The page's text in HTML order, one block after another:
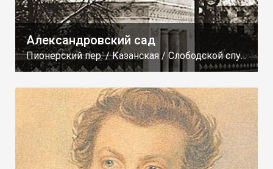
Александровский сад
Пионерский пер. / Казанская / Слободской спуск / Пристанская